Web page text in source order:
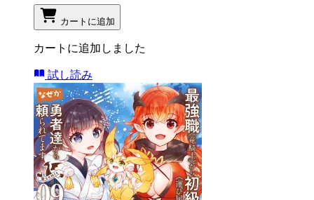
カートに追加
カートに追加しました
試し読み